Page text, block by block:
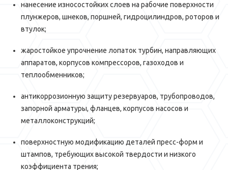
нанесение износостойких слоев на рабочие поверхности
плунжеров, шнеков, поршней, гидроцилиндров, роторов и
втулок;
жаростойкое упрочнение лопаток турбин, направляющих
аппаратов, корпусов компрессоров, газоходов и
теплообменников;
антикоррозионную защиту резервуаров, трубопроводов,
запорной арматуры, фланцев, корпусов насосов и
металлоконструкций;
поверхностную модификацию деталей пресс-форм и
штампов, требующих высокой твердости и низкого
коэффициента трения;